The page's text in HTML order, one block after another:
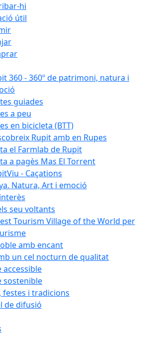
hi
útil
360 - 360º de patrimoni, natura i
guiades
a peu
en bicicleta (BTT)
Rupit amb en Rupes
el Farmlab de Rupit
a pagès Mas El Torrent
- Caçations
Natura, Art i emoció
seu voltants
Tourism Village of the World per
amb encant
un cel nocturn de qualitat
accessible
sostenible
festes i tradicions
de difusió